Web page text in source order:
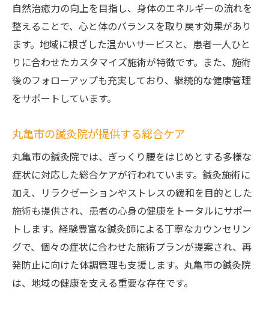
自然治癒力の向上を目指し、身体のエネルギーの流れを
整えることで、心と体のバランスを取り戻す効果があり
ます。地域に根ざした温かいサービスと、患者一人ひと
りに合わせたカスタマイズ施術が特徴です。また、施術
後のフォローアップも充実しており、継続的な健康管理
をサポートしています。
丸亀市の鍼灸院が提供する総合ケア
丸亀市の鍼灸院では、ぎっくり腰をはじめとする多様な
症状に対応した総合ケアが行われています。鍼灸施術に
加え、リラクゼーションやストレスの緩和を目的とした
施術も提供され、患者の心身の健康をトータルにサポー
トします。経験豊富な鍼灸師による丁寧なカウンセリン
グで、個々の症状に合わせた施術プランが提案され、再
発防止に向けた体調管理も支援します。丸亀市の鍼灸院
は、地域の健康を支える重要な存在です。